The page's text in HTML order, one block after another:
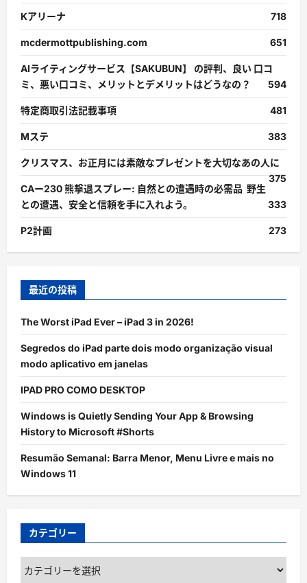
Kアリーナ 718
mcdermottpublishing.com 651
AIライティングサービス【SAKUBUN】 の評判、良い 口コ
ミ、悪い口コミ、メリットとデメリットはどうなの？
594
特定商取引法記載事項 481
Mステ 383
クリスマス、お正月には素敵なプレゼントを大切なあの人に
375
CAー230 熊撃退スプレー: 自然との遭遇時の必需品 野生
との遭遇、安全と信頼を手に入れよう。
333
P2計画 273
最近の投稿
The Worst iPad Ever – iPad 3 in 2026!
Segredos do iPad parte dois modo organização visual
modo aplicativo em janelas
IPAD PRO COMO DESKTOP
Windows is Quietly Sending Your App & Browsing
History to Microsoft #Shorts
Resumão Semanal: Barra Menor, Menu Livre e mais no
Windows 11
カテゴリー
カ